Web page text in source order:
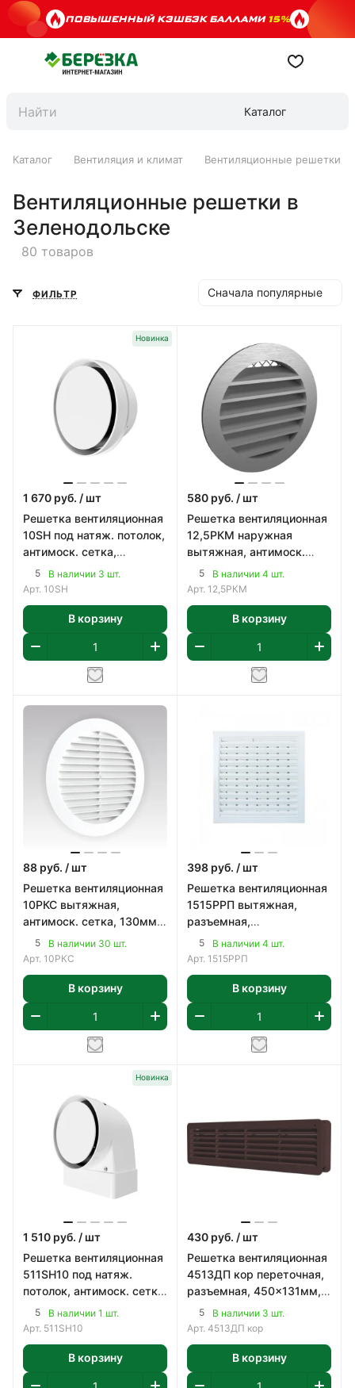
ПОВЫШЕННЫЙ КЭШБЭК БАЛЛАМИ15%
Каталог
Каталог Вентиляция и климат Вентиляционные решетки
Вентиляционные решетки в
Зеленодольске
80 товаров
ФИЛЬТР Сначала популярные
Новинка
1 670 руб. / шт
Решетка вентиляционная
10SH под натяж. потолок,
антимоск. сетка,
регулируемая, 100мм, с
фланцем, мет
5
В наличии 3 шт.
Арт. 10SH
В корзину
580 руб. / шт
Решетка вентиляционная
12,5РКМ наружная
вытяжная, антимоск.
сетка, 150мм, с фланцем,
алюминий, цвет
5
В наличии 4 шт.
Арт. 12,5РКМ
В корзину
88 руб. / шт
Решетка вентиляционная
10РКС вытяжная,
антимоск. сетка, 130мм,
с фланцем, пластик, цвет
белый
5
В наличии 30 шт.
Арт. 10РКС
В корзину
398 руб. / шт
Решетка вентиляционная
1515РРП вытяжная,
разъемная,
регулируемая,
150x150мм, с флан
5
В наличии 4 шт.
Арт. 1515РРП
В корзину
Новинка
1 510 руб. / шт
Решетка вентиляционная
511SH10 под натяж.
потолок, антимоск. сетка,
регулируемая,
113x135мм, с фланц
5
В наличии 1 шт.
Арт. 511SH10
В корзину
430 руб. / шт
Решетка вентиляционная
4513ДП кор переточная,
разъемная, 450x131мм,
пластик, цвет
коричневый
5
В наличии 3 шт.
Арт. 4513ДП кор
В корзину